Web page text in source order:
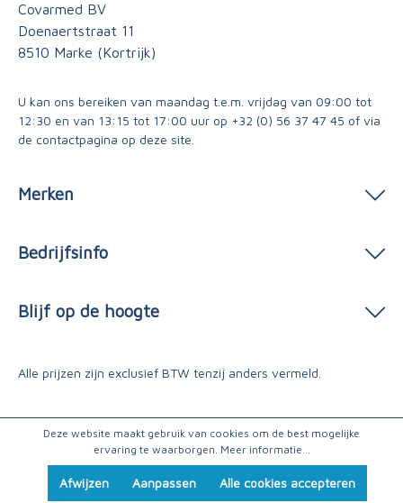
Covarmed BV
Doenaertstraat 11
8510 Marke (Kortrijk)
U kan ons bereiken van maandag t.e.m. vrijdag van 09:00 tot
12:30 en van 13:15 tot 17:00 uur op +32 (0) 56 37 47 45 of via
de contactpagina op deze site.
Merken
Bedrijfsinfo
Blijf op de hoogte
Alle prijzen zijn exclusief BTW tenzij anders vermeld.
Deze website maakt gebruik van cookies om de best mogelijke
ervaring te waarborgen. Meer informatie...
Afwijzen Aanpassen Alle cookies accepteren